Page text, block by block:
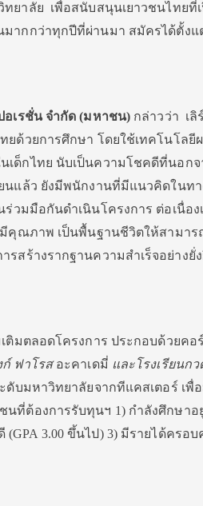
ยาลัย เพื่อสนับสนุนเยาวชนไทยที่
มากกว่าทุกปีที่ผ่านมา สมัครได้ตั้ง
เรชั่น จำกัด (มหาชน) กล่าวว่า เลิ
ยด้วยการศึกษา โดยใช้เทคโนโลยี
เด็กไทย นับเป็นความโชคดีที่นอกจ
นแล้ว ยังมีพนักงานที่มีแนวคิดในทา
วมมือกันดำเนินโครงการ ต่อเนื่อง
มีคุณภาพ เป็นพื้นฐานชีวิตให้สามาร
รสร้างรากฐานความสำเร็จอย่างยั่
ติมตลอดโครงการ ประกอบด้วยคอ
ฟาโรสอะคาเดมี่ และโรงเรียนก
บมหาวิทยาลัยจากทีแคสเตอร์ เพื่
นที่ต้องการรับทุนฯ 1) กำลังศึกษาอ
3.00 ขึ้นไป) 3) มีรายได้ครอบ